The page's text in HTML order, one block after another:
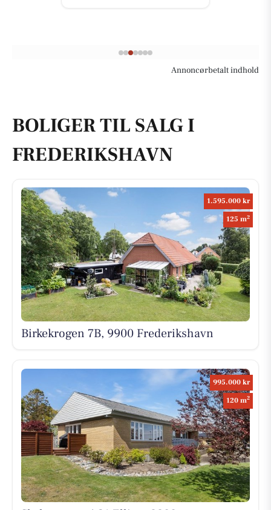
Annoncørbetalt indhold
BOLIGER TIL SALG I
FREDERIKSHAVN
1.595.000 kr
125 m2
Birkekrogen 7B, 9900 Frederikshavn
995.000 kr
120 m2